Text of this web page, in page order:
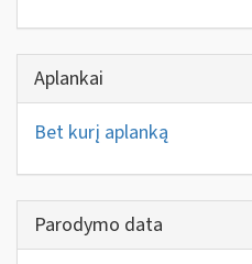
Aplankai
Bet kurį aplanką
Parodymo data